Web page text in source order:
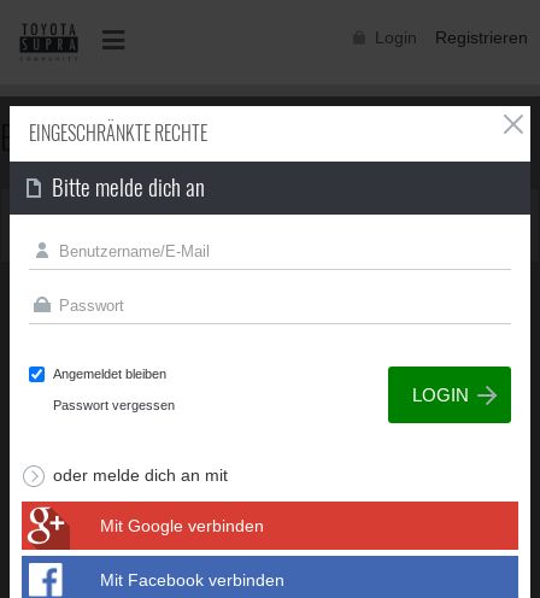
Login Registrieren
EINGESCHRÄNKTE RECHTE
Du besitzt nicht die erforderliche Berechtigung, um diese
EINGESCHRÄNKTE RECHTE
Bitte melde dich an
Angemeldet bleiben
Passwort vergessen
oder melde dich an mit
Mit Google verbinden
Mit Facebook verbinden